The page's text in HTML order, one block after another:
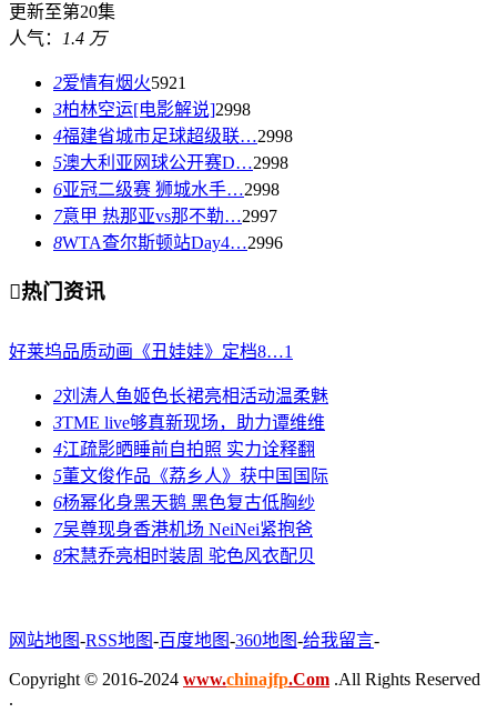
更新至第20集
人气：
1.4 万
2爱情有烟火5921
3柏林空运[电影解说]2998
4福建省城市足球超级联…2998
5澳大利亚网球公开赛D…2998
6亚冠二级赛 狮城水手…2998
7意甲 热那亚vs那不勒…2997
8WTA查尔斯顿站Day4…2996
热门资讯
好莱坞品质动画《丑娃娃》定档8…1
2刘涛人鱼姬色长裙亮相活动温柔魅
3TME live够真新现场，助力谭维维
4江疏影晒睡前自拍照 实力诠释翻
5董文俊作品《荔乡人》获中国国际
6杨幂化身黑天鹅 黑色复古低胸纱
7吴尊现身香港机场 NeiNei紧抱爸
8宋慧乔亮相时装周 驼色风衣配贝
网站地图-RSS地图-百度地图-360地图-给我留言-
Copyright © 2016-2024 www.chinajfp.Com .All Rights Reserved
.